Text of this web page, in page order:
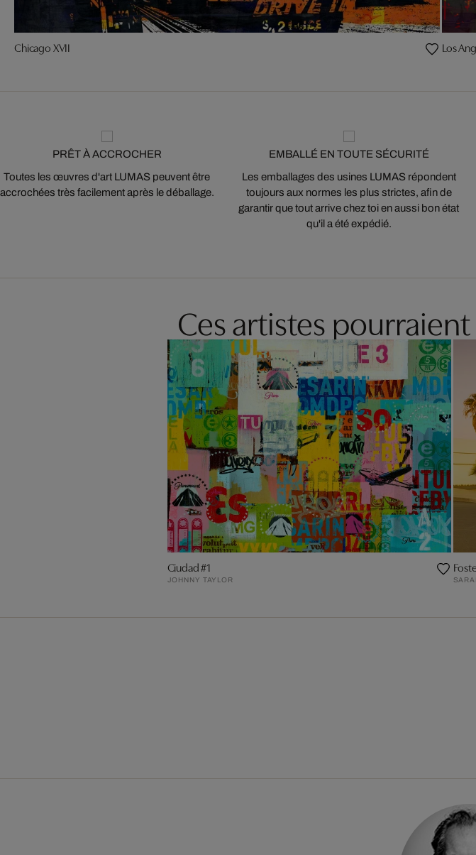
Chicago XVII Los
PRÊT À ACCROCHER
Toutes les œuvres d'art LUMAS peuvent être
accrochées très facilement après le déballage.
EMBALLÉ EN TOUTE SÉCURITÉ
Les emballages des usines LUMAS répondent
toujours aux normes les plus strictes, afin de
garantir que tout arrive chez toi en aussi bon état
qu'il a été expédié.
Ces artistes
Ciudad #1
JOHNNY TAYLOR